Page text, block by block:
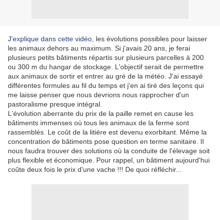
J'explique dans cette vidéo , les évolutions possibles pour laisser
les animaux dehors au maximum. Si j'avais 20 ans, je ferai
plusieurs petits bâtiments répartis sur plusieurs parcelles à 200
ou 300 m du hangar de stockage. L'objectif serait de permettre
aux animaux de sortir et entrer au gré de la météo. J'ai essayé
différentes formules au fil du temps et j'en ai tiré des leçons qui
me laisse penser que nous devrions nous rapprocher d'un
pastoralisme presque intégral.
L'évolution aberrante du prix de la paille remet en cause les
bâtiments immenses où tous les animaux de la ferme sont
rassemblés. Le coût de la litière est devenu exorbitant. Même la
concentration de bâtiments pose question en terme sanitaire. Il
nous faudra trouver des solutions où la conduite de l'élevage soit
plus flexible et économique. Pour rappel, un bâtiment aujourd'hui
coûte deux fois le prix d'une vache !!! De quoi réfléchir...